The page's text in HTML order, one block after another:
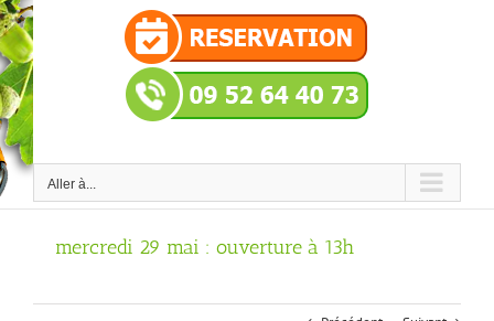
Aller à...
mercredi 29 mai : ouverture à 13h